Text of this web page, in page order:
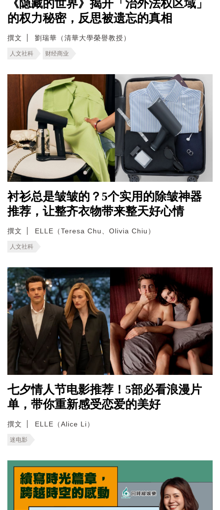
《隐藏的世界》揭开「治外法权区域」
的权力秘密，反思被遗忘的真相
撰文 劉瑞華（清華大學榮譽教授）
人文社科 财经商业
衬衫总是皱皱的？5个实用的除皱神器
推荐，让整齐衣物带来整天好心情
撰文 ELLE（Teresa Chu、Olivia Chiu）
人文社科
七夕情人节电影推荐！5部必看浪漫片
单，带你重新感受恋爱的美好
撰文 ELLE（Alice Li）
迷电影